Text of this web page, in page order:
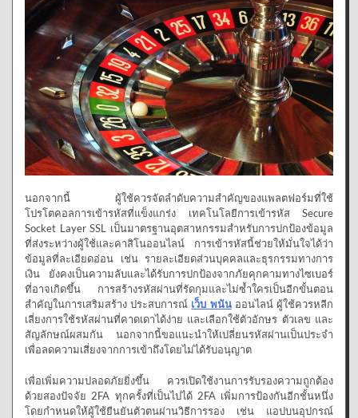
นอกจากนี้ ผู้ใช้ควรจัดลำดับความสำคัญของแพลตฟอร์มที่ใช้
โปรโตคอลการเข้ารหัสที่แข็งแกร่ง เทคโนโลยีการเข้ารหัส Secure
Socket Layer SSL เป็นมาตรฐานอุตสาหกรรมสำหรับการปกป้องข้อมูล
ที่ส่งระหว่างผู้ใช้และคาสิโนออนไลน์ การเข้ารหัสนี้ช่วยให้มั่นใจได้ว่า
ข้อมูลที่ละเอียดอ่อน เช่น รายละเอียดส่วนบุคคลและธุรกรรมทางการ
เงิน ยังคงเป็นความลับและได้รับการปกป้องจากภัยคุกคามทางไซเบอร์
ที่อาจเกิดขึ้น การสร้างรหัสผ่านที่รัดกุมและไม่ซ้ำใครเป็นอีกขั้นตอน
สำคัญในการเสริมสร้าง ประสบการณ์ เว็บ พนันออนไลน์ ผู้ใช้ควรหลีก
เลี่ยงการใช้รหัสผ่านที่คาดเดาได้ง่าย และเลือกใช้ตัวอักษร ตัวเลข และ
สัญลักษณ์ผสมกัน นอกจากนี้ขอแนะนำให้เปลี่ยนรหัสผ่านเป็นประจำ
เพื่อลดความเสี่ยงจากการเข้าถึงโดยไม่ได้รับอนุญาต
เพื่อเพิ่มความปลอดภัยยิ่งขึ้น ควรเปิดใช้งานการรับรองความถูกต้อง
ด้วยสองปัจจัย 2FA ทุกครั้งที่เป็นไปได้ 2FA เพิ่มการป้องกันอีกชั้นหนึ่ง
โดยกำหนดให้ผู้ใช้ยืนยันตัวตนผ่านวิธีการรอง เช่น แอปบนอุปกรณ์